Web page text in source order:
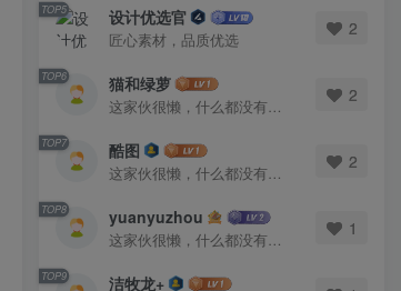
TOP5 设计优选官
匠心素材，品质优选
2
TOP6 猫和绿萝
这家伙很懒，什么都没有写...
2
TOP7 酷图
这家伙很懒，什么都没有写...
2
TOP8 yuanyuzhou
这家伙很懒，什么都没有写...
1
TOP9 洁牧龙+